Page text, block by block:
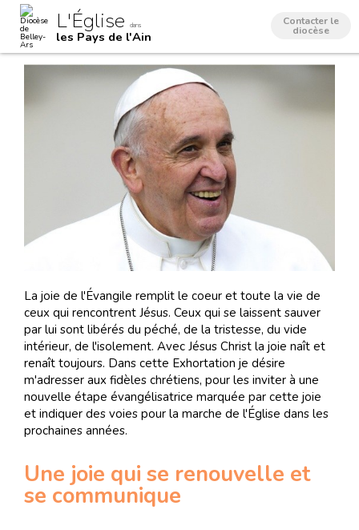
contenu.
Outils
personnels
L'Église dans
les Pays de l'Ain
Contacter le
diocèse
La joie de l'Évangile remplit le coeur et toute la vie de
ceux qui rencontrent Jésus. Ceux qui se laissent sauver
par lui sont libérés du péché, de la tristesse, du vide
intérieur, de l'isolement. Avec Jésus Christ la joie naît et
renaît toujours. Dans cette Exhortation je désire
m'adresser aux fidèles chrétiens, pour les inviter à une
nouvelle étape évangélisatrice marquée par cette joie
et indiquer des voies pour la marche de l'Église dans les
prochaines années.
Une joie qui se renouvelle et
se communique